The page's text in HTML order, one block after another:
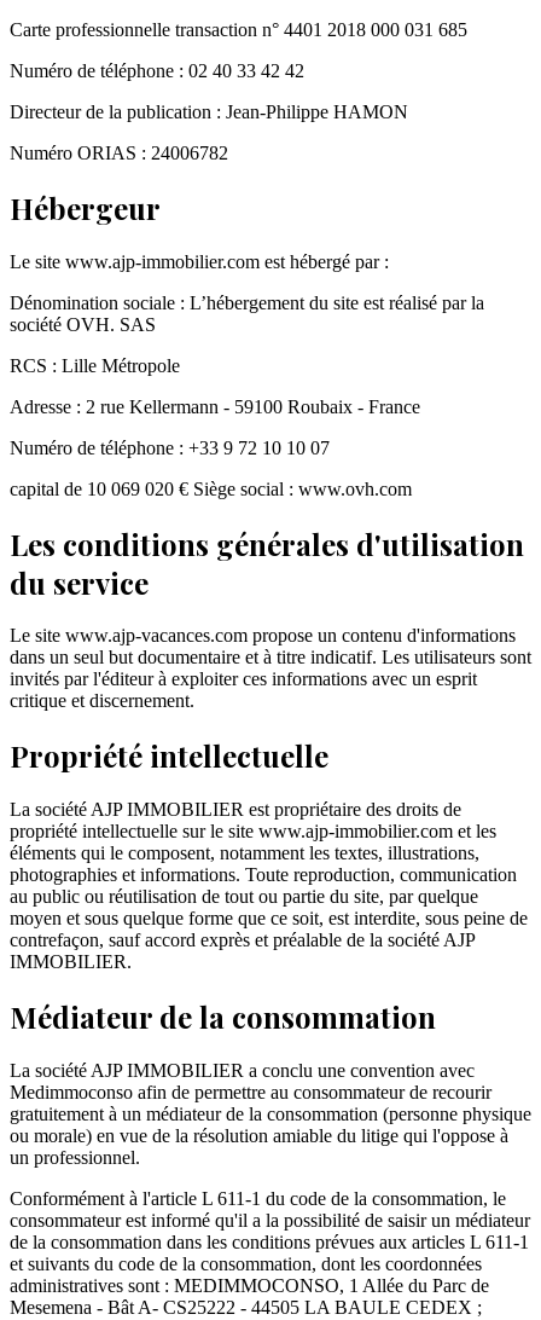
Carte professionnelle transaction n° 4401 2018 000 031 685
Numéro de téléphone : 02 40 33 42 42
Directeur de la publication : Jean-Philippe HAMON
Numéro ORIAS : 24006782
Hébergeur
Le site www.ajp-immobilier.com est hébergé par :
Dénomination sociale : L’hébergement du site est réalisé par la
société OVH. SAS
RCS : Lille Métropole
Adresse : 2 rue Kellermann - 59100 Roubaix - France
Numéro de téléphone : +33 9 72 10 10 07
capital de 10 069 020 € Siège social : www.ovh.com
Les conditions générales d'utilisation
du service
Le site www.ajp-vacances.com propose un contenu d'informations
dans un seul but documentaire et à titre indicatif. Les utilisateurs sont
invités par l'éditeur à exploiter ces informations avec un esprit
critique et discernement.
Propriété intellectuelle
La société AJP IMMOBILIER est propriétaire des droits de
propriété intellectuelle sur le site www.ajp-immobilier.com et les
éléments qui le composent, notamment les textes, illustrations,
photographies et informations. Toute reproduction, communication
au public ou réutilisation de tout ou partie du site, par quelque
moyen et sous quelque forme que ce soit, est interdite, sous peine de
contrefaçon, sauf accord exprès et préalable de la société AJP
IMMOBILIER.
Médiateur de la consommation
La société AJP IMMOBILIER a conclu une convention avec
Medimmoconso afin de permettre au consommateur de recourir
gratuitement à un médiateur de la consommation (personne physique
ou morale) en vue de la résolution amiable du litige qui l'oppose à
un professionnel.
Conformément à l'article L 611-1 du code de la consommation, le
consommateur est informé qu'il a la possibilité de saisir un médiateur
de la consommation dans les conditions prévues aux articles L 611-1
et suivants du code de la consommation, dont les coordonnées
administratives sont : MEDIMMOCONSO, 1 Allée du Parc de
Mesemena - Bât A- CS25222 - 44505 LA BAULE CEDEX ;